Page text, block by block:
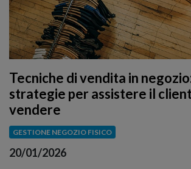
Tecniche di vendita in
strategie per assistere il
vendere
GESTIONE NEGOZIO FISICO
20/01/2026